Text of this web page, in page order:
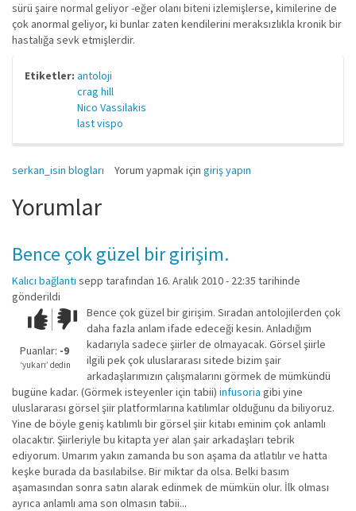
sürü şaire normal geliyor -eğer olanı biteni izlemişlerse, kimilerine de
çok anormal geliyor, ki bunlar zaten kendilerini meraksızlıkla kronik bir
hastalığa sevk etmişlerdir.
Etiketler: antoloji
crag hill
Nico Vassilakis
last vispo
serkan_isin blogları Yorum yapmak için giriş yapın
Yorumlar
Bence çok güzel bir girişim.
Kalıcı bağlantı sepp tarafından 16. Aralık 2010 - 22:35 tarihinde
gönderildi
Çok iyi!O
kadar
iyi
değil!
Puanlar: -9
‘yukarı’ dedin
Bence çok güzel bir girişim. Sıradan antolojilerden çok
daha fazla anlam ifade edeceği kesin. Anladığım
kadarıyla sadece şiirler de olmayacak. Görsel şiirle
ilgili pek çok uluslararası sitede bizim şair
arkadaşlarımızın çalışmalarını görmek de mümkündü
bugüne kadar. (Görmek isteyenler için tabii) infusoria gibi yine
uluslararası görsel şiir platformlarına katılımlar olduğunu da biliyoruz.
Yine de böyle geniş katılımlı bir görsel şiir kitabı eminim çok anlamlı
olacaktır. Şiirleriyle bu kitapta yer alan şair arkadaşları tebrik
ediyorum. Umarım yakın zamanda bu son aşama da atlatılır ve hatta
keşke burada da basılabilse. Bir miktar da olsa. Belki basım
aşamasından sonra satın alarak edinmek de mümkün olur. İlk olması
ayrıca anlamlı ama son olmasın tabii...